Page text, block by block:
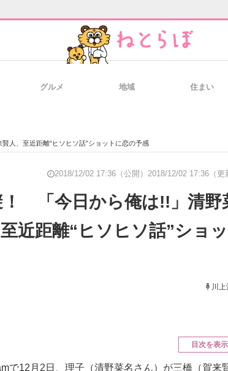
経
総合サイト IT製品の技術・比較・事例 製
エ
グルメ 地域 住まい
人、至近距離“ヒソヒソ話”ショットに恋の予感
2018/12/02 17:36（公開） 2018/12/02 17:36（更
！ 「今日から俺は!!」清野
近距離“ヒソヒソ話”ショッ
川上
目次を表示
で12月2日、理子（清野菜名さん）が三橋（賀来